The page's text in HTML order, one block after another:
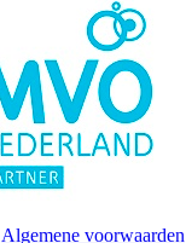
Algemene voorwaarden